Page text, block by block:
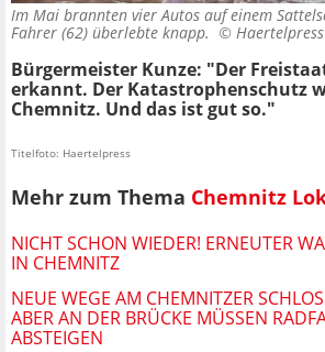
Im Mai brannten vier Autos auf einem
Fahrer (62) überlebte knapp. © Haertelpress
Bürgermeister Kunze: "Der
erkannt. Der Katastrophenschutz
Chemnitz. Und das ist gut so."
Titelfoto: Haertelpress
Mehr zum Thema Chemnitz
NICHT SCHON WIEDER! ERNEUTER
IN CHEMNITZ
NEUE WEGE AM CHEMNITZER
BER AN DER BRÜCKE MÜSSEN
BSTEIGEN